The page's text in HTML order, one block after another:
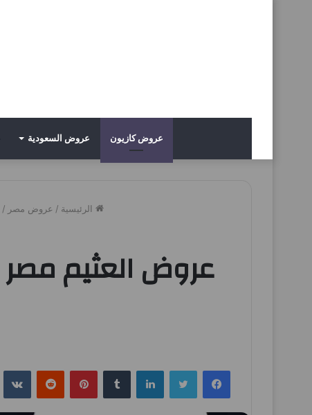
عروض كازيون عروض السعودية
الرئيسية / عروض مصر /
فيسبوك تويتر لينكدإن بينتيريست